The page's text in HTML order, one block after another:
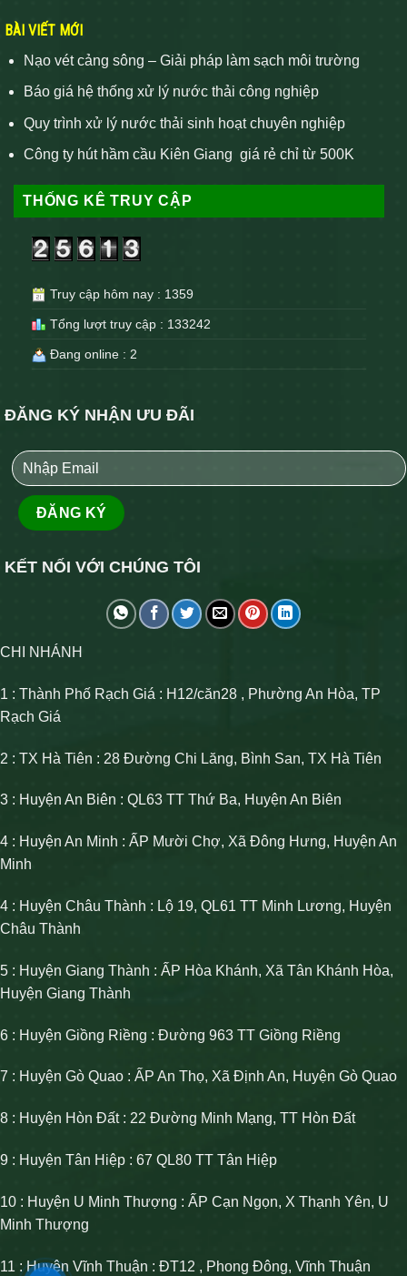
BÀI VIẾT MỚI
Nạo vét cảng sông – Giải pháp làm sạch môi trường
Báo giá hệ thống xử lý nước thải công nghiệp
Quy trình xử lý nước thải sinh hoạt chuyên nghiệp
Công ty hút hầm cầu Kiên Giang giá rẻ chỉ từ 500K
THỐNG KÊ TRUY CẬP
Truy cập hôm nay : 1359
Tổng lượt truy cập : 133242
Đang online : 2
ĐĂNG KÝ NHẬN ƯU ĐÃI
KẾT NỐI VỚI CHÚNG TÔI
CHI NHÁNH
1 : Thành Phố Rạch Giá : H12/căn28 , Phường An Hòa, TP
Rạch Giá
2 : TX Hà Tiên : 28 Đường Chi Lăng, Bình San, TX Hà Tiên
3 : Huyện An Biên : QL63 TT Thứ Ba, Huyện An Biên
4 : Huyện An Minh : ẤP Mười Chợ, Xã Đông Hưng, Huyện An
Minh
4 : Huyện Châu Thành : Lộ 19, QL61 TT Minh Lương, Huyện
Châu Thành
5 : Huyện Giang Thành : ẤP Hòa Khánh, Xã Tân Khánh Hòa,
Huyện Giang Thành
6 : Huyện Giồng Riềng : Đường 963 TT Giồng Riềng
7 : Huyện Gò Quao : ẤP An Thọ, Xã Định An, Huyện Gò Quao
8 : Huyện Hòn Đất : 22 Đường Minh Mạng, TT Hòn Đất
9 : Huyện Tân Hiệp : 67 QL80 TT Tân Hiệp
10 : Huyện U Minh Thượng : ẤP Cạn Ngọn, X Thạnh Yên, U
Minh Thượng
11 : Huyện Vĩnh Thuận : ĐT12 , Phong Đông, Vĩnh Thuận